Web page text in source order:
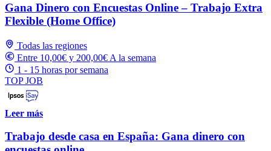
Gana Dinero con Encuestas Online – Trabajo Extra
Flexible (Home Office)
Todas las regiones
Entre 10,00€ y 200,00€ A la semana
1 - 15 horas por semana
TOP JOB
Leer más
Trabajo desde casa en España: Gana dinero con